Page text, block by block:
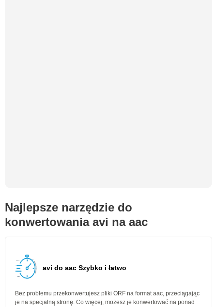
Najlepsze narzędzie do
konwertowania avi na aac
avi do aac Szybko i łatwo
Bez problemu przekonwertujesz pliki ORF na format aac, przeciągając
je na specjalną stronę. Co więcej, możesz je konwertować na ponad